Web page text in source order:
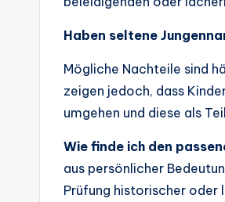
Haben seltene
Mögliche Nachteile sind
zeigen jedoch, dass
umgehen und diese als
Wie finde ich den
aus persönlicher
Prüfung historischer oder